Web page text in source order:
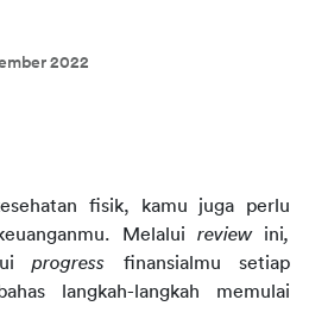
2022
fisik, kamu juga perlu
Melalui review ini,
progress finansialmu setiap